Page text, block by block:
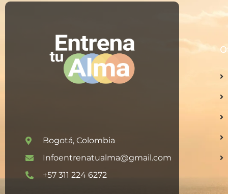
Bogotá, Colombia
Infoentrenatualma@gmail.com
+57 311 224 6272